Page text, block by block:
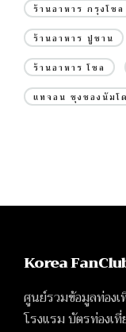
ร้านอาหาร กรุงโซล
ร้านอาหาร ปูซาน
ร้านอาหาร โซล
แทจอน ชุงชองนัมโด
Korea
ศูนย์รวมข้อมูลท่องเ
โรงแรม บัตรท่องเที่